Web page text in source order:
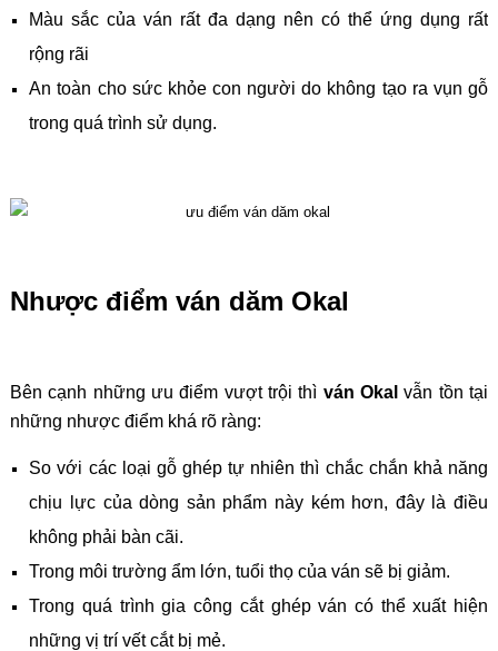
Màu sắc của ván rất đa dạng nên có thể ứng dụng rất
rộng rãi
An toàn cho sức khỏe con người do không tạo ra vụn gỗ
trong quá trình sử dụng.
Nhược điểm ván dăm Okal
Bên cạnh những ưu điểm vượt trội thì ván Okal vẫn tồn tại
những nhược điểm khá rõ ràng:
So với các loại gỗ ghép tự nhiên thì chắc chắn khả năng
chịu lực của dòng sản phẩm này kém hơn, đây là điều
không phải bàn cãi.
Trong môi trường ẩm lớn, tuổi thọ của ván sẽ bị giảm.
Trong quá trình gia công cắt ghép ván có thể xuất hiện
những vị trí vết cắt bị mẻ.